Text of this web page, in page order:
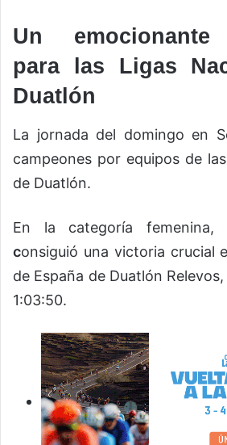
Un emocionante
para las Ligas
Duatlón
La jornada del domingo en
campeones por equipos de
de Duatlón.
En la categoría femenina,
consiguió una victoria crucial
de España de Duatlón
1:03:50.